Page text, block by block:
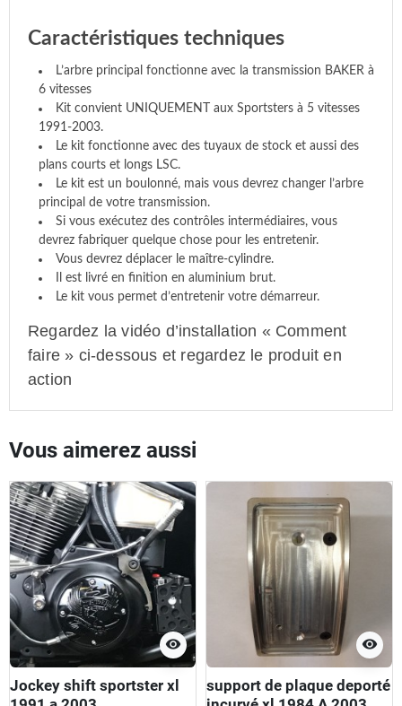
Caractéristiques techniques
L’arbre principal fonctionne avec la transmission BAKER à
6 vitesses
Kit convient UNIQUEMENT aux Sportsters à 5 vitesses
1991-2003.
Le kit fonctionne avec des tuyaux de stock et aussi des
plans courts et longs LSC.
Le kit est un boulonné, mais vous devrez changer l’arbre
principal de votre transmission.
Si vous exécutez des contrôles intermédiaires, vous
devrez fabriquer quelque chose pour les entretenir.
Vous devrez déplacer le maître-cylindre.
Il est livré en finition en aluminium brut.
Le kit vous permet d’entretenir votre démarreur.
Regardez la vidéo d’installation « Comment
faire » ci-dessous et regardez le produit en
action
Vous aimerez aussi
visibility
Jockey shift sportster xl
visibility
support de plaque deporté